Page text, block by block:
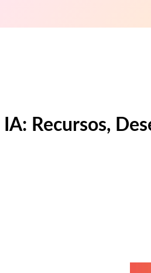
Recursos,